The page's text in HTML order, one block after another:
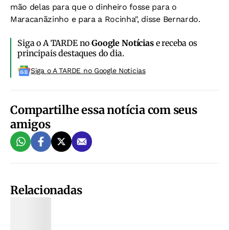
mão delas para que o dinheiro fosse para o
Maracanãzinho e para a Rocinha", disse Bernardo.
Siga o A TARDE noGoogle Notíciase receba os
principais destaques do dia.
Siga o A TARDE no Google Noticias
Compartilhe essa notícia com seus
amigos
Relacionadas